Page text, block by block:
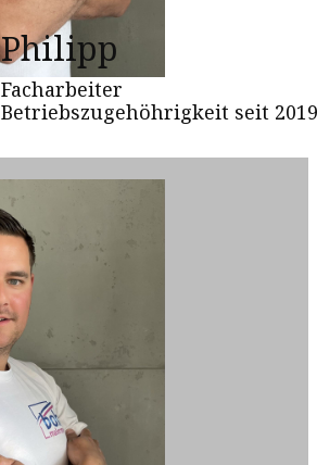
Philipp
Facharbeiter
Betriebszugehöhrigkeit seit 2019